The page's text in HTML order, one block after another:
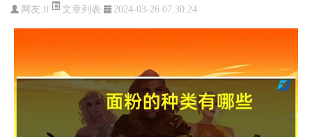
网友: lf 文章列表 2024-03-26 07:30:24